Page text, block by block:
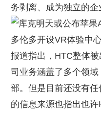
务剥离、成为独立的企
报道指出，HTC整体
司业务涵盖了多个领
部。但是目前还没有
的信息来源也指出也